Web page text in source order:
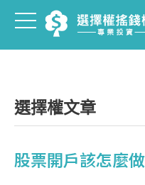
選擇權文章
股票開戶該怎麼